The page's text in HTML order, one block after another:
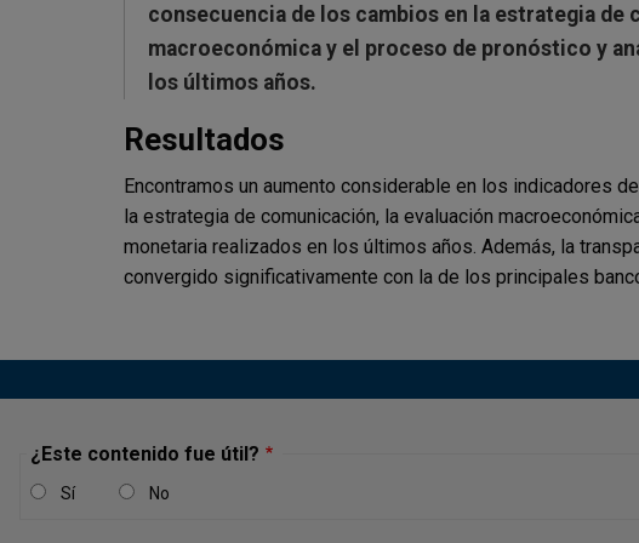
consecuencia de los cambios en la estrategia de
macroeconómica y el proceso de pronóstico y
los últimos años.
Resultados
Encontramos un aumento considerable en los indicadores
la estrategia de comunicación, la evaluación
monetaria realizados en los últimos años. Además, la
convergido significativamente con la de los principales
¿Este contenido fue útil?
Sí No